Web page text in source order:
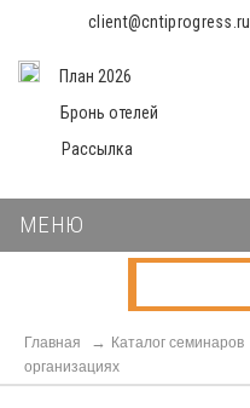
client@cntiprogress.ru
План 2026
Бронь отелей
Рассылка
МЕНЮ
Главная Каталог семинаров
организациях